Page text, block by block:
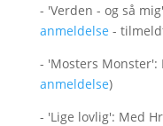
- 'Verden - og så
anmeldelse -
- 'Mosters Monster':
anmeldelse)
- 'Lige lovlig': Med